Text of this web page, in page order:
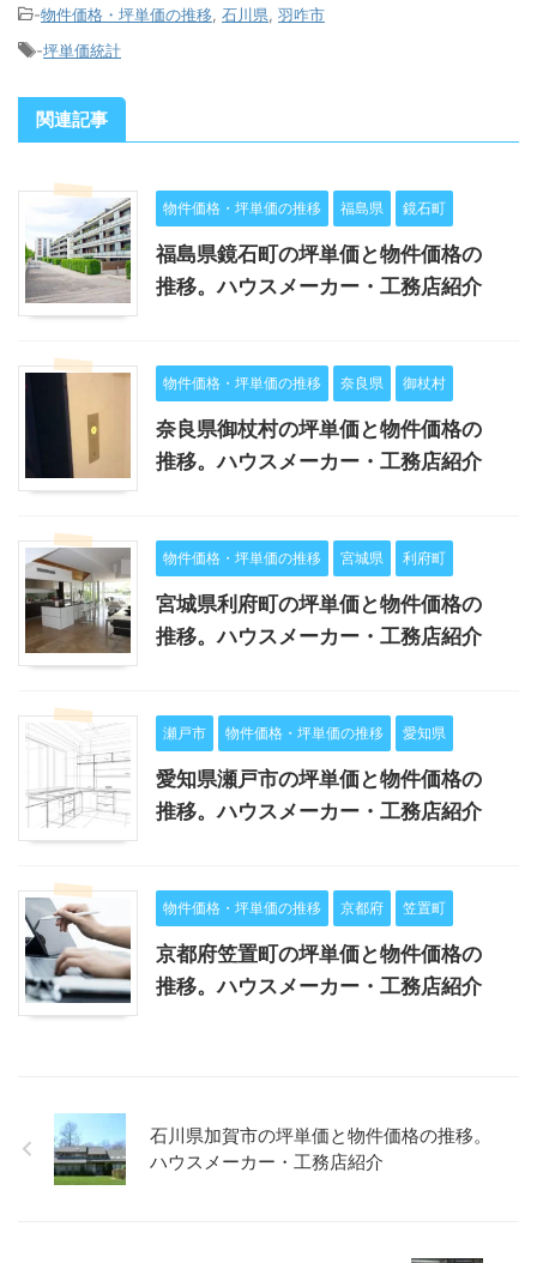
-物件価格・坪単価の推移 石川県 羽咋市
-坪単価統計
関連記事
物件価格・坪単価の推移 福島県 鏡石町
福島県鏡石町の坪単価と物件価格の
推移。ハウスメーカー・工務店紹介
物件価格・坪単価の推移 奈良県 御杖村
奈良県御杖村の坪単価と物件価格の
推移。ハウスメーカー・工務店紹介
物件価格・坪単価の推移 宮城県 利府町
宮城県利府町の坪単価と物件価格の
推移。ハウスメーカー・工務店紹介
瀬戸市 物件価格・坪単価の推移 愛知県
愛知県瀬戸市の坪単価と物件価格の
推移。ハウスメーカー・工務店紹介
物件価格・坪単価の推移 京都府 笠置町
京都府笠置町の坪単価と物件価格の
推移。ハウスメーカー・工務店紹介
石川県加賀市の坪単価と物件価格の推移。
ハウスメーカー・工務店紹介